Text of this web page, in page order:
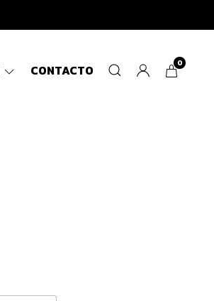
CONTACTO 0